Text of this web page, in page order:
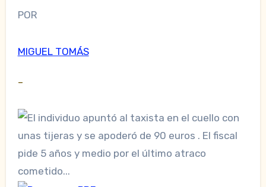
POR
MIGUEL TOMÁS